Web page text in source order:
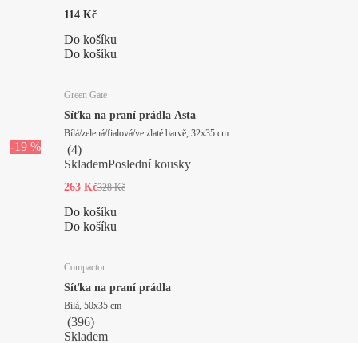
114 Kč
Do košíku
Do košíku
-19 %
Green Gate
Síťka na praní prádla Asta
Bílá/zelená/fialová/ve zlaté barvě, 32x35 cm
(4)
SklademPoslední kousky
263 Kč328 Kč
Do košíku
Do košíku
Compactor
Síťka na praní prádla
Bílá, 50x35 cm
(396)
Skladem